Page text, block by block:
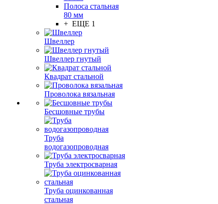
Полоса стальная
80 мм
+ ЕЩЕ 1
Швеллер
Швеллер гнутый
Квадрат стальной
Проволока вязальная
Бесшовные трубы
Труба
водогазопроводная
Труба электросварная
Труба оцинкованная
стальная